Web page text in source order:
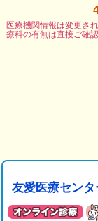
医療機関情報は変更さ
療科の有無は直接ご確
友愛医療セン